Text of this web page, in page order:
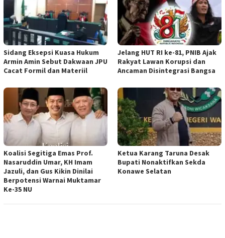
‎Sidang Eksepsi Kuasa Hukum
Armin Amin Sebut Dakwaan JPU
Cacat Formil dan Materiil
Jelang HUT RI ke-81, PNIB Ajak
Rakyat Lawan Korupsi dan
Ancaman Disintegrasi Bangsa
Koalisi Segitiga Emas Prof.
Nasaruddin Umar, KH Imam
Jazuli, dan Gus Kikin Dinilai
Berpotensi Warnai Muktamar
Ke-35 NU
Ketua ‎Karang Taruna Desak
Bupati Nonaktifkan Sekda
Konawe Selatan